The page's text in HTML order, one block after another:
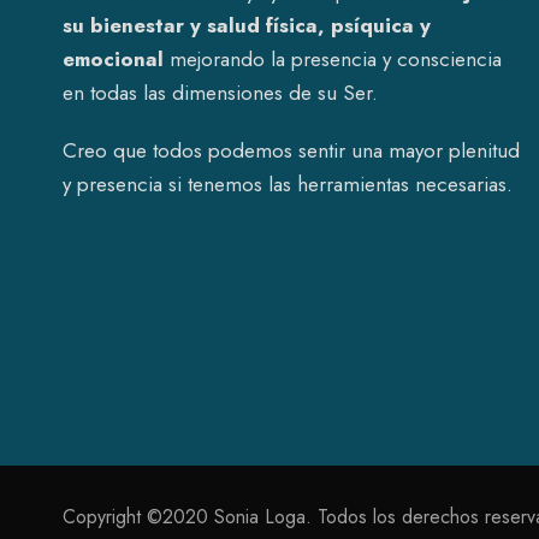
su bienestar y salud física, psíquica y
emocional mejorando la presencia y consciencia
en todas las dimensiones de su Ser.
Creo que todos podemos sentir una mayor plenitud
y presencia si tenemos las herramientas necesarias.
Copyright ©2020 Sonia Loga. Todos los derechos